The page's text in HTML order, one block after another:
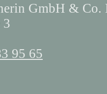
GmbH & Co.
3
95 65